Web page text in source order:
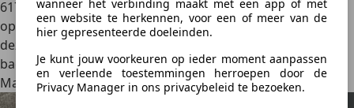
wanneer het verbinding maakt met een app of met
een website te herkennen, voor een of meer van de
hier gepresenteerde doeleinden.
Je kunt jouw voorkeuren op ieder moment aanpassen
en verleende toestemmingen herroepen door de
Privacy Manager in ons privacybeleid te bezoeken.
617 liter bagageruimte beschikbaar, wat de Puma Gen-E
opvallend praktisch maakt voor zijn formaat. In feite biedt
deze compacte elektrische crossover bijna net zoveel
bagageruimte als een aanzienlijk grotere Ford Mustang
Mach-E.